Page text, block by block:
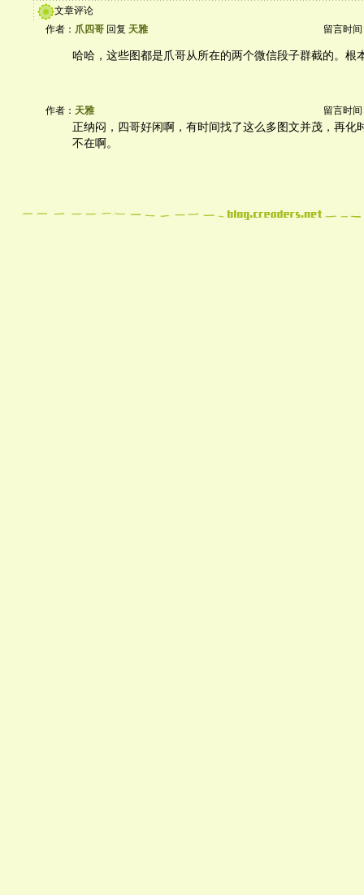
文章评论
作者： 爪四哥 回复 天雅 留言时间
哈哈，这些图都是爪哥从所在的两个微信段子群截的。根
作者： 天雅 留言时间
正纳闷，四哥好闲啊，有时间找了这么多图文并茂，再化
不在啊。